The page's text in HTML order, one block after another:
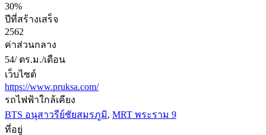
30%
ปีที่สร้างเสร็จ
2562
ค่าส่วนกลาง
54/ ตร.ม./เดือน
เว็บไซต์
https://www.pruksa.com/
รถไฟฟ้าใกล้เคียง
BTS อนุสาวรีย์ชัยสมรภูมิ, MRT พระราม 9
ที่อยู่